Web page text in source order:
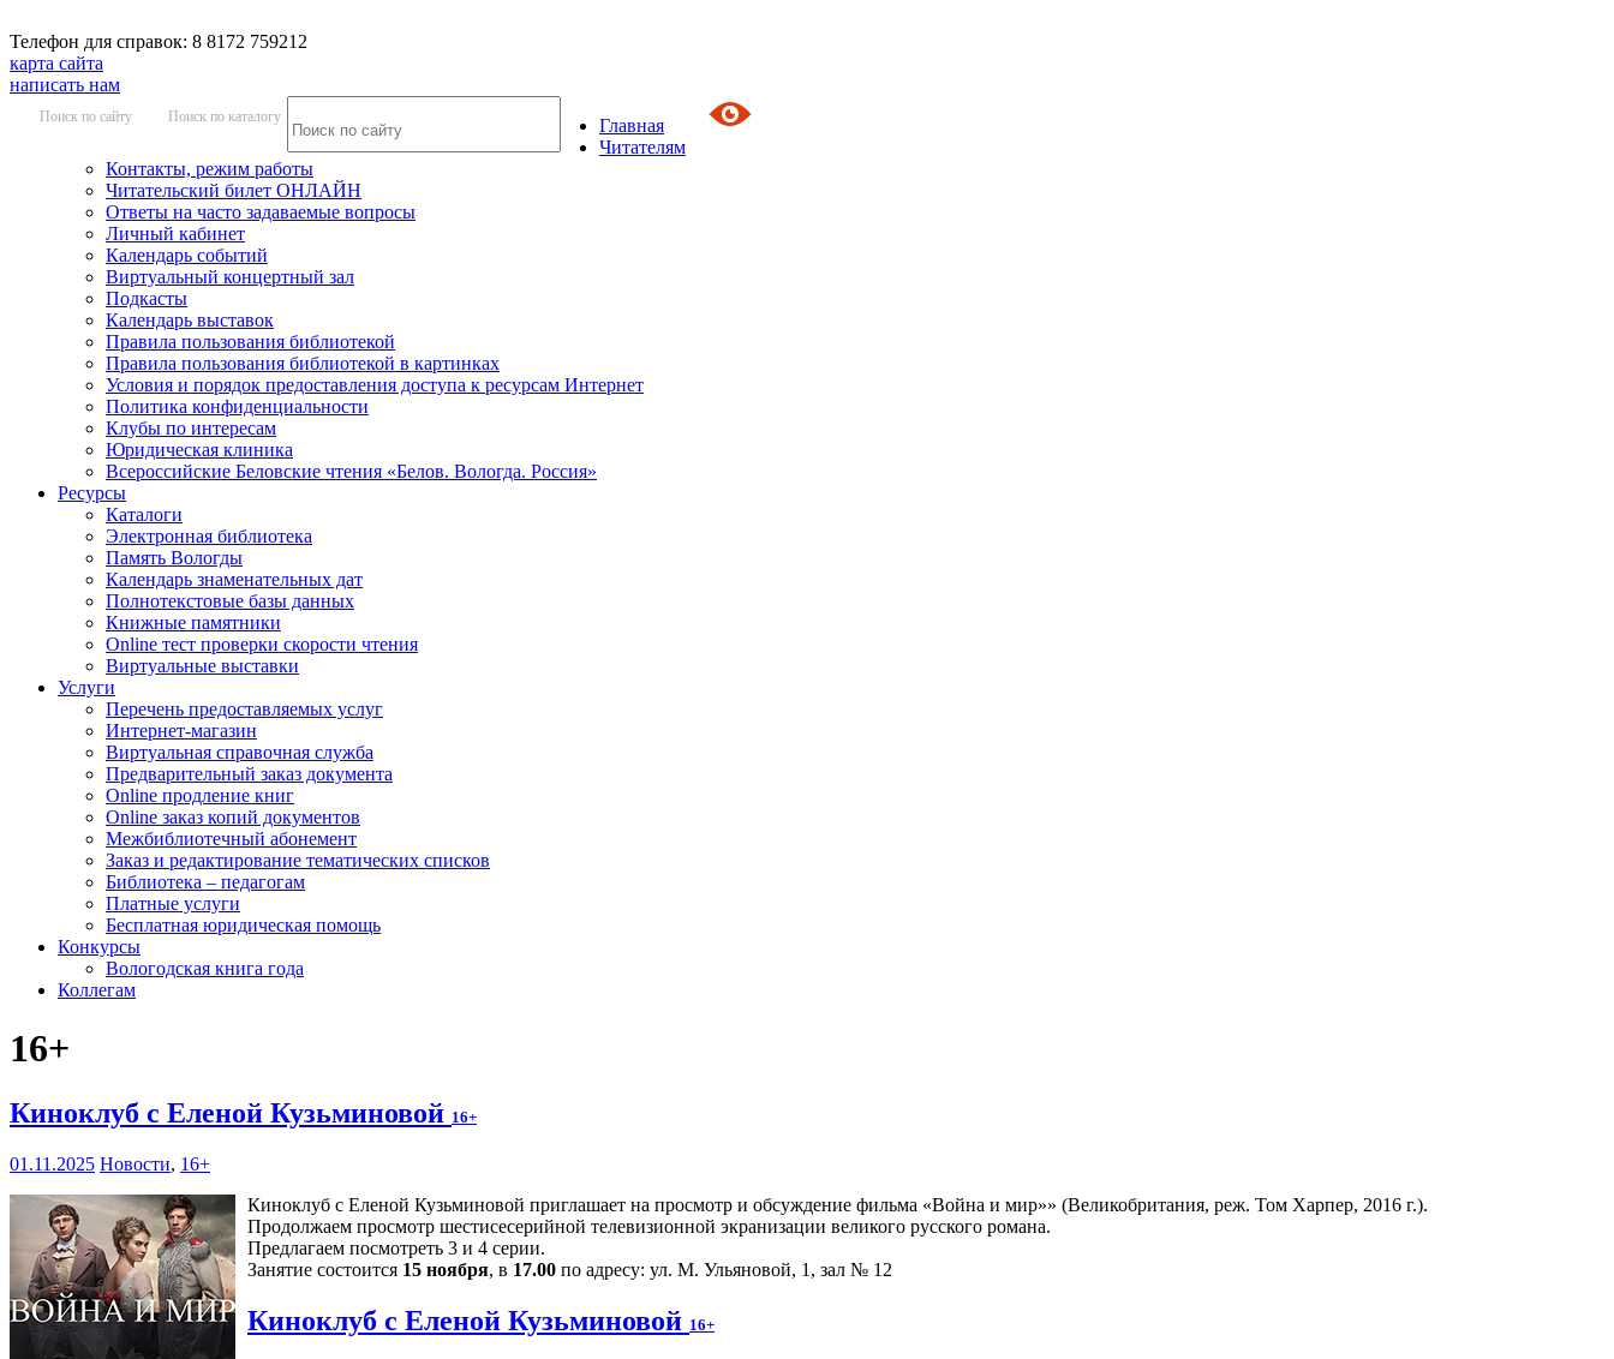
Телефон для справок: 8 8172 759212
карта сайта
написать нам
Поиск по сайту Поиск по каталогу
Главная
Читателям
Контакты, режим работы
Читательский билет ОНЛАЙН
Ответы на часто задаваемые вопросы
Личный кабинет
Календарь событий
Виртуальный концертный зал
Подкасты
Календарь выставок
Правила пользования библиотекой
Правила пользования библиотекой в картинках
Условия и порядок предоставления доступа к ресурсам Интернет
Политика конфиденциальности
Клубы по интересам
Юридическая клиника
Всероссийские Беловские чтения «Белов. Вологда. Россия»
Ресурсы
Каталоги
Электронная библиотека
Память Вологды
Календарь знаменательных дат
Полнотекстовые базы данных
Книжные памятники
Online тест проверки скорости чтения
Виртуальные выставки
Услуги
Перечень предоставляемых услуг
Интернет-магазин
Виртуальная справочная служба
Предварительный заказ документа
Online продление книг
Online заказ копий документов
Межбиблиотечный абонемент
Заказ и редактирование тематических списков
Библиотека – педагогам
Платные услуги
Бесплатная юридическая помощь
Конкурсы
Вологодская книга года
Коллегам
16+
Киноклуб с Еленой Кузьминовой 16+
01.11.2025 Новости, 16+
Киноклуб с Еленой Кузьминовой приглашает на просмотр и обсуждение фильма «Война и мир»» (Великобритания, реж. Том Харпер, 2016 г.).
Продолжаем просмотр шестисесерийной телевизионной экранизации великого русского романа.
Предлагаем посмотреть 3 и 4 серии.
Занятие состоится 15 ноября, в 17.00 по адресу: ул. М. Ульяновой, 1, зал № 12
Киноклуб с Еленой Кузьминовой 16+